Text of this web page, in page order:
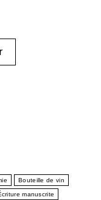
Bouteille de vin
manuscrite